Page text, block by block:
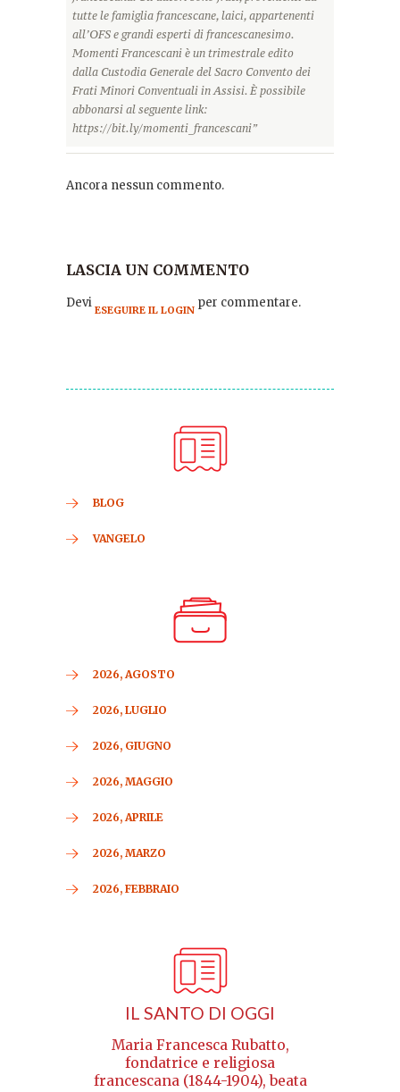
tutte le famiglia francescane, laici, appartenenti
all’OFS e grandi esperti di francescanesimo.
Momenti Francescani è un trimestrale edito
dalla Custodia Generale del Sacro Convento dei
Frati Minori Conventuali in Assisi. È possibile
abbonarsi al seguente link:
https://bit.ly/momenti_francescani”
Ancora nessun commento.
LASCIA UN COMMENTO
Devi ESEGUIRE IL LOGIN per commentare.
BLOG
VANGELO
2026, AGOSTO
2026, LUGLIO
2026, GIUGNO
2026, MAGGIO
2026, APRILE
2026, MARZO
2026, FEBBRAIO
IL SANTO DI OGGI
Maria Francesca Rubatto,
fondatrice e religiosa
francescana (1844-1904), beata